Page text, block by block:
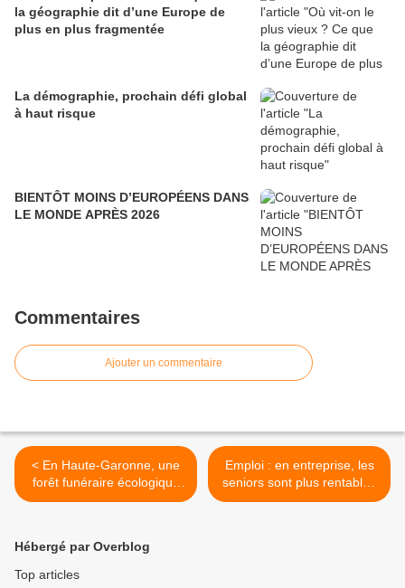
la géographie dit d’une Europe de
plus en plus fragmentée
La démographie, prochain défi global
à haut risque
BIENTÔT MOINS D’EUROPÉENS DANS
LE MONDE APRÈS 2026
Commentaires
Ajouter un commentaire
< En Haute-Garonne, une
forêt funéraire écologique
-31-
Emploi : en entreprise, les
seniors sont plus rentables
que les jeunes >
Hébergé par Overblog
Top articles